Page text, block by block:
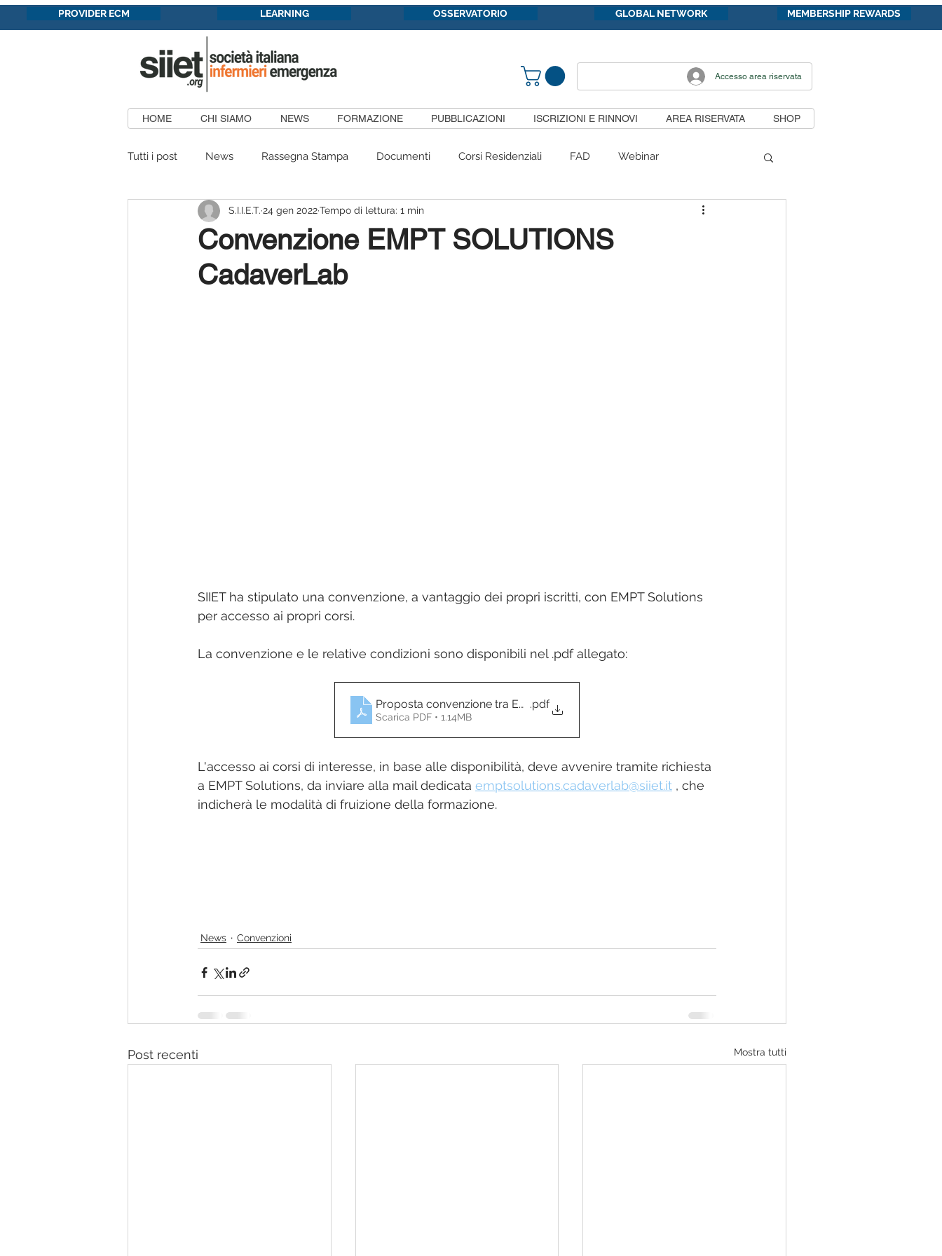
PROVIDER ECM LEARNING OSSERVATORIO GLOBAL NETWORK MEMBERSHIP REWARDS
Accesso area riservata
HOME CHI SIAMO NEWS FORMAZIONE PUBBLICAZIONI ISCRIZIONI E RINNOVI AREA RISERVATA SHOP
Tutti i post News Rassegna Stampa Documenti Corsi Residenziali FAD Webinar
Formazione in convenzione Congressi #siietpericittadini
Patrocini Concessi Aree Pubblicazioni
Convenzione EMPT SOLUTIONS
CadaverLab
S.I.I.E.T. 24 gen 2022Tempo di lettura: 1 min
SIIET ha stipulato una convenzione, a vantaggio dei propri iscritti, con EMPT Solutions
per accesso ai propri corsi.
La convenzione e le relative condizioni sono disponibili nel .pdf allegato:
Proposta convenzione tra EMPTsolutions e SIIET 28 07 2021
.pdf
Scarica PDF • 1.14MB
L'accesso ai corsi di interesse, in base alle disponibilità, deve avvenire tramite richiesta
a EMPT Solutions, da inviare alla mail dedicata emptsolutions.cadaverlab@siiet.it , che
indicherà le modalità di fruizione della formazione.
News Convenzioni
Post recenti Mostra tutti